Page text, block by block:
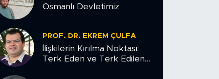
Osmanlı Devletimiz
PROF. DR. EKREM ÇULFA
İlişkilerin Kırılma Noktası:
Terk Eden ve Terk Edilen